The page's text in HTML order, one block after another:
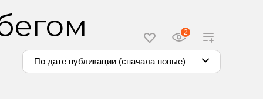
2
По дате публикации (сначала новые)